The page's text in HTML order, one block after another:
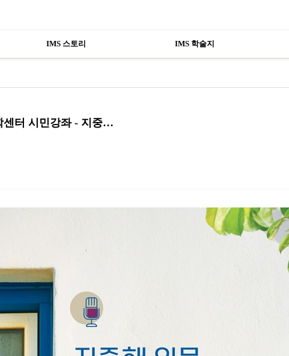
IMS 스토리 IMS 학술지
센터 시민강좌 - 지중…